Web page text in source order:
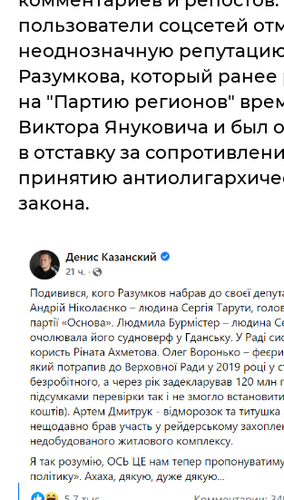
пользователи соцсетей
неоднозначную
Разумкова, который ранее
на "Партию регионов"
Виктора Януковича и был
в отставку за
принятию
закона.